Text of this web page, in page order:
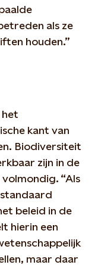
als ze
houden.”
kant van
Biodiversiteit
zijn in de
“Als
beleid in de
hierin een
maar daar